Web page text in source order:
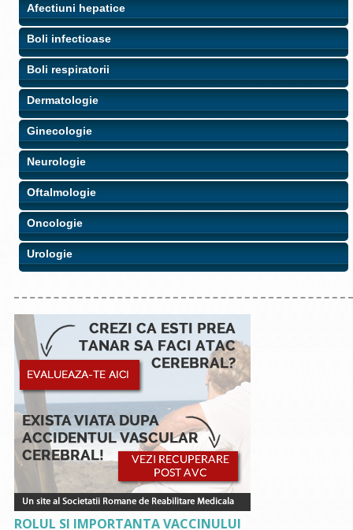
Afectiuni hepatice
Boli infectioase
Boli respiratorii
Dermatologie
Ginecologie
Neurologie
Oftalmologie
Oncologie
Urologie
ROLUL SI IMPORTANTA VACCINULUI